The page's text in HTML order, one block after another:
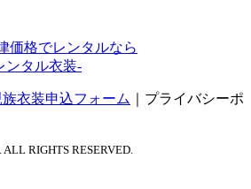
価格でレンタルなら
ンタル衣装-
族衣装申込フォーム
プライバシーポ
RIGHTS RESERVED.